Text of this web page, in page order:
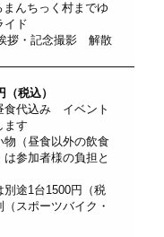
んちっく村までゆ
イド
拶・記念撮影 解散
税込）
代込み イベント
ます
物（昼食以外の飲食
参加者様の負担と
別途1台1500円（税
スポーツバイク・